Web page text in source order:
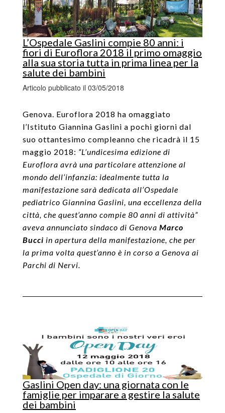
L’Ospedale Gaslini compie 80 anni: i
fiori di Euroflora 2018 il primo omaggio
alla sua storia tutta in prima linea per la
salute dei bambini
Articolo pubblicato il 03/05/2018
Genova. Euroflora 2018 ha omaggiato
l’Istituto Giannina Gaslini a pochi giorni dal
suo ottantesimo compleanno che ricadrà il 15
maggio 2018: “L’undicesima edizione di
Euroflora avrà una particolare attenzione al
mondo dell’infanzia: idealmente tutta la
manifestazione sarà dedicata all’Ospedale
pediatrico Giannina Gaslini, una eccellenza della
città, che quest’anno compie 80 anni di attività”
aveva annunciato sindaco di Genova Marco
Bucci in apertura della manifestazione, che per
la prima volta quest’anno è in corso a Genova ai
Parchi di Nervi.
Gaslini Open day: una giornata con le
famiglie per imparare a gestire la salute
dei bambini